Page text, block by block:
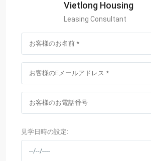
Vietlong Housing
Leasing Consultant
見学日時の設定: